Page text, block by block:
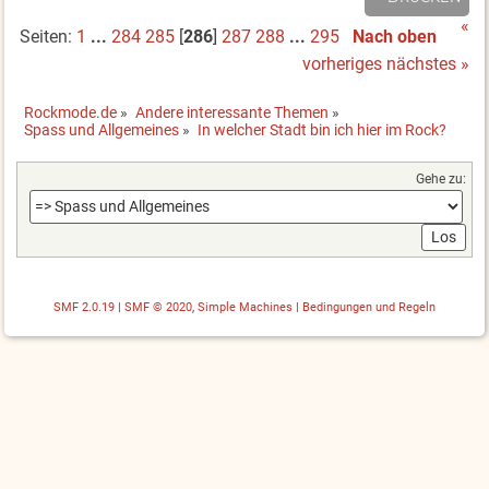
Seiten: 1 ... 284 285[286] 287 288 ... 295 Nach oben
«
vorheriges nächstes »
Rockmode.de » Andere interessante Themen »
Spass und Allgemeines » In welcher Stadt bin ich hier im Rock?
Gehe zu:
SMF 2.0.19 | SMF © 2020 Simple Machines | Bedingungen und Regeln